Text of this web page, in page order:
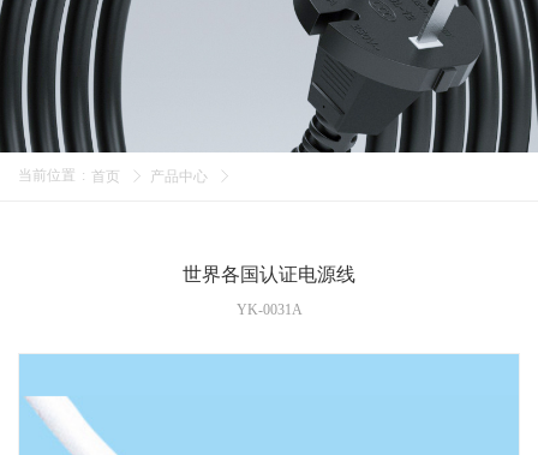
当前位置 : 首页 产品中心
世界各国认证电源线
YK-0031A